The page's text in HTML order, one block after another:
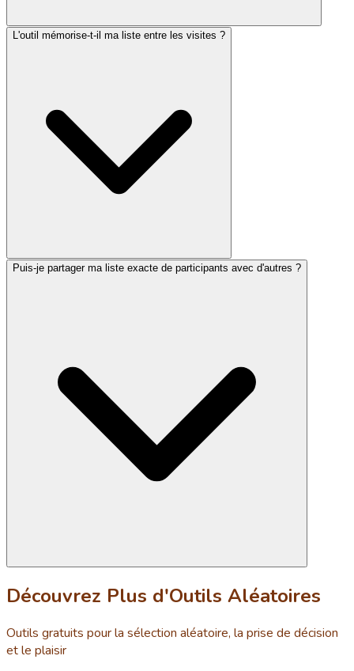
L'outil mémorise-t-il ma liste entre les visites ?
Puis-je partager ma liste exacte de participants avec d'autres ?
Découvrez Plus d'Outils Aléatoires
Outils gratuits pour la sélection aléatoire, la prise de décision
et le plaisir